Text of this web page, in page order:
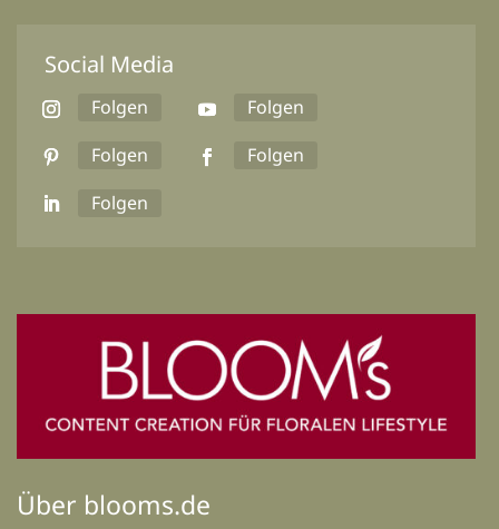
Social Media
Folgen
Folgen
Folgen
Folgen
Folgen
Über blooms.de